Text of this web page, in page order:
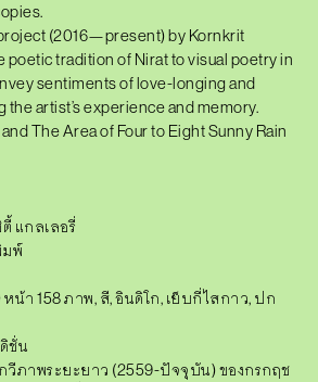
(2016—present) by Kornkrit
poetic tradition of Nirat to visual poetry in
sentiments of love-longing and
artist’s experience and memory.
The Area of Four to Eight Sunny Rain
แกลเลอรี่
มพ์
หน้า 158 ภาพ, สี, อินดิโก, เย็บกี่ไสกาว, ปก
ชั่น
วีภาพระยะยาว (2559-ปัจจุบัน) ของกรกฤช